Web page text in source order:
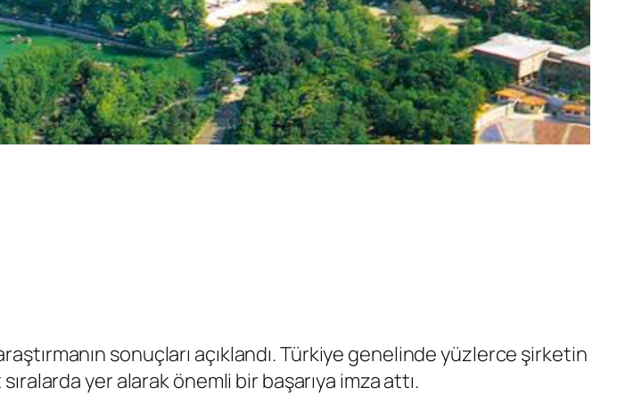
sonuçları açıklandı. Türkiye genelinde yüzlerce şirketin
yer alarak önemli bir başarıya imza attı.